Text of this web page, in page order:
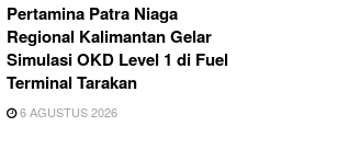
Pertamina Patra Niaga
Regional Kalimantan Gelar
Simulasi OKD Level 1 di Fuel
Terminal Tarakan
6 AGUSTUS 2026